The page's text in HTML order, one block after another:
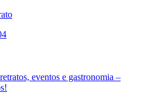
eventos e gastronomia –